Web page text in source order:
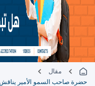
مقال
حضرة صاحب السمو الأمير يناقش